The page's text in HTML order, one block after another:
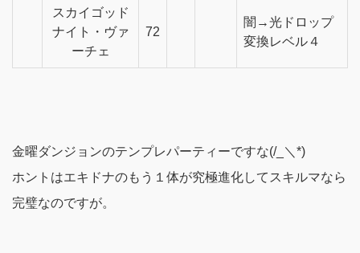
スカイゴッド
ナイト・ヴァ
ーチェ
72
闇→光ドロップ
変換レベル４
金曜ダンジョンのテンプレパーティーですな(/_＼*)
ホントはエキドナのもう１体が究極進化してスキルマなら
完璧なのですが。